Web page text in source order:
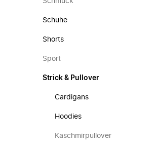
Schuhe
Shorts
Sport
Strick & Pullover
Cardigans
Hoodies
Kaschmirpullover